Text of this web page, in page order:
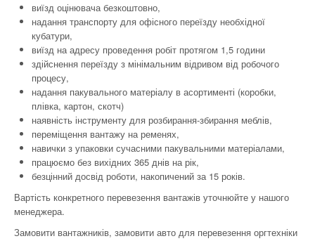
виїзд оцінювача безкоштовно,
надання транспорту для офісного переїзду необхідної
кубатури,
виїзд на адресу проведення робіт протягом 1,5 години
здійснення переїзду з мінімальним відривом від робочого
процесу,
надання пакувального матеріалу в асортименті (коробки,
плівка, картон, скотч)
наявність інструменту для розбирання-збирання меблів,
переміщення вантажу на ременях,
навички з упаковки сучасними пакувальними матеріалами,
працюємо без вихідних 365 днів на рік,
безцінний досвід роботи, накопичений за 15 років.
Вартість конкретного перевезення вантажів уточнюйте у нашого
менеджера.
Замовити вантажників, замовити авто для перевезення оргтехніки